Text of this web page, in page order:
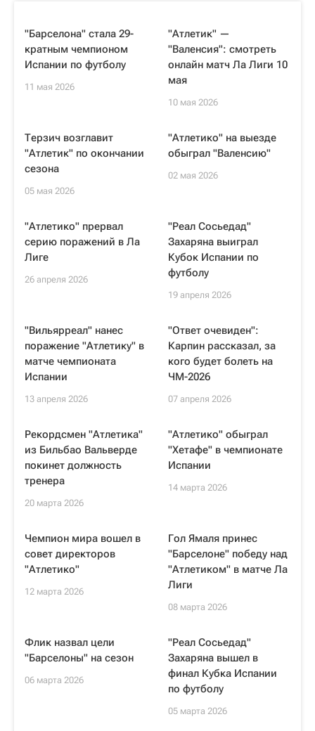
"Барселона" стала 29-
кратным чемпионом
Испании по футболу
11 мая 2026
"Атлетик" —
"Валенсия": смотреть
онлайн матч Ла Лиги 10
мая
10 мая 2026
Терзич возглавит
"Атлетик" по окончании
сезона
05 мая 2026
"Атлетико" на выезде
обыграл "Валенсию"
02 мая 2026
"Атлетико" прервал
серию поражений в Ла
Лиге
26 апреля 2026
"Реал Сосьедад"
Захаряна выиграл
Кубок Испании по
футболу
19 апреля 2026
"Вильярреал" нанес
поражение "Атлетику" в
матче чемпионата
Испании
13 апреля 2026
"Ответ очевиден":
Карпин рассказал, за
кого будет болеть на
ЧМ-2026
07 апреля 2026
Рекордсмен "Атлетика"
из Бильбао Вальверде
покинет должность
тренера
20 марта 2026
"Атлетико" обыграл
"Хетафе" в чемпионате
Испании
14 марта 2026
Чемпион мира вошел в
совет директоров
"Атлетико"
12 марта 2026
Гол Ямаля принес
"Барселоне" победу над
"Атлетиком" в матче Ла
Лиги
08 марта 2026
Флик назвал цели
"Барселоны" на сезон
06 марта 2026
"Реал Сосьедад"
Захаряна вышел в
финал Кубка Испании
по футболу
05 марта 2026